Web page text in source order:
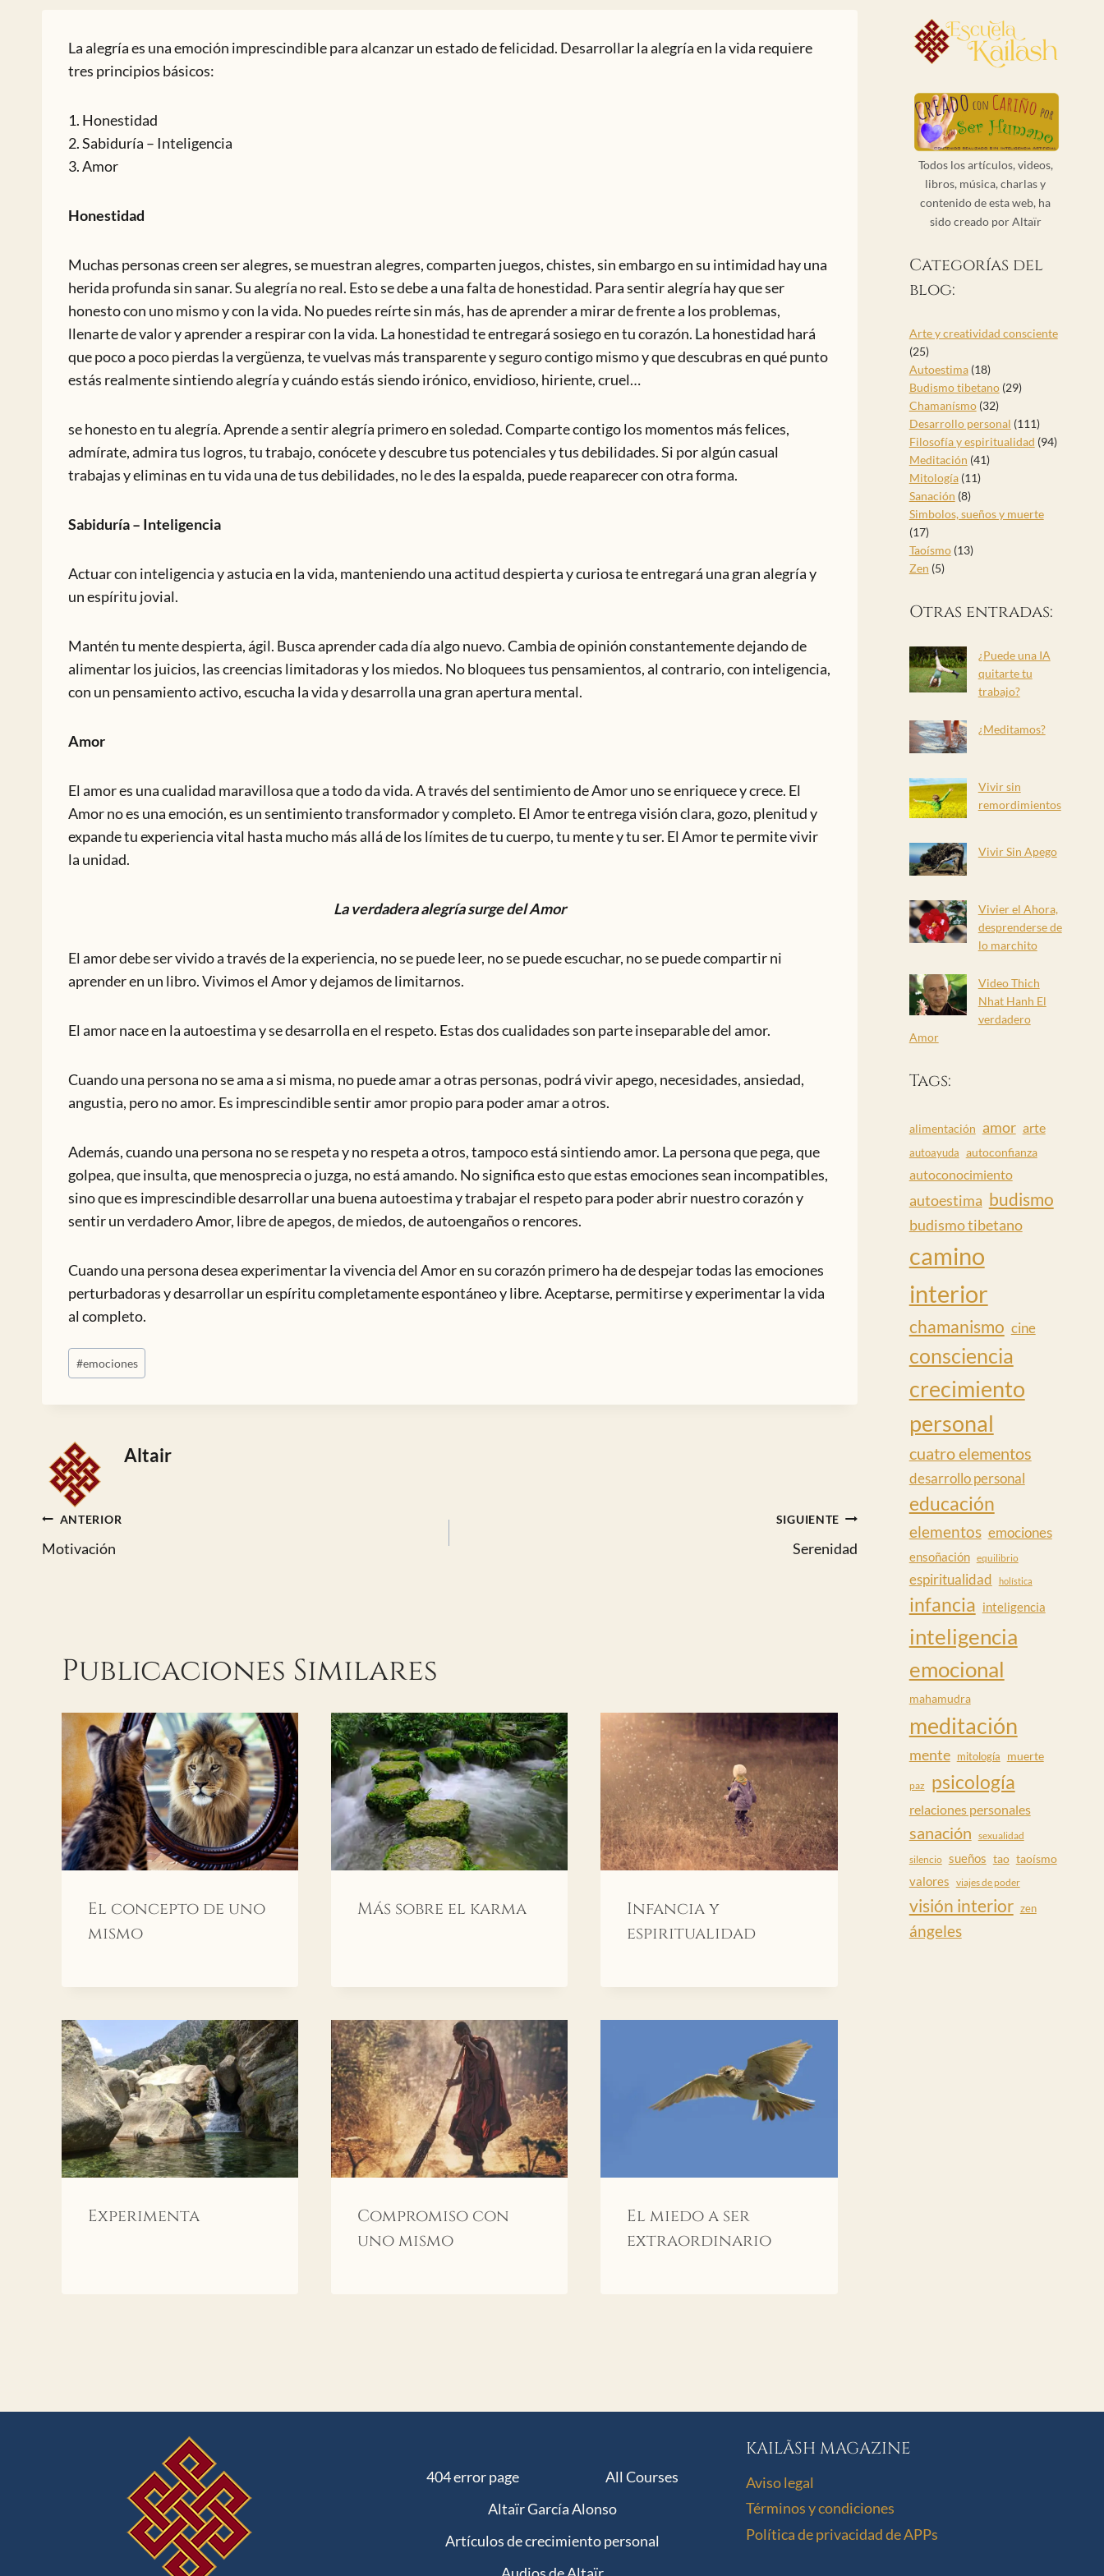
La alegría es una emoción imprescindible para alcanzar un estado de felicidad. Desarrollar la alegría en la vida requiere
tres principios básicos:
1. Honestidad
2. Sabiduría – Inteligencia
3. Amor
Honestidad
Muchas personas creen ser alegres, se muestran alegres, comparten juegos, chistes, sin embargo en su intimidad hay una
herida profunda sin sanar. Su alegría no real. Esto se debe a una falta de honestidad. Para sentir alegría hay que ser
honesto con uno mismo y con la vida. No puedes reírte sin más, has de aprender a mirar de frente a los problemas,
llenarte de valor y aprender a respirar con la vida. La honestidad te entregará sosiego en tu corazón. La honestidad hará
que poco a poco pierdas la vergüenza, te vuelvas más transparente y seguro contigo mismo y que descubras en qué punto
estás realmente sintiendo alegría y cuándo estás siendo irónico, envidioso, hiriente, cruel…
se honesto en tu alegría. Aprende a sentir alegría primero en soledad. Comparte contigo los momentos más felices,
admírate, admira tus logros, tu trabajo, conócete y descubre tus potenciales y tus debilidades. Si por algún casual
trabajas y eliminas en tu vida una de tus debilidades, no le des la espalda, puede reaparecer con otra forma.
Sabiduría – Inteligencia
Actuar con inteligencia y astucia en la vida, manteniendo una actitud despierta y curiosa te entregará una gran alegría y
un espíritu jovial.
Mantén tu mente despierta, ágil. Busca aprender cada día algo nuevo. Cambia de opinión constantemente dejando de
alimentar los juicios, las creencias limitadoras y los miedos. No bloquees tus pensamientos, al contrario, con inteligencia,
con un pensamiento activo, escucha la vida y desarrolla una gran apertura mental.
Amor
El amor es una cualidad maravillosa que a todo da vida. A través del sentimiento de Amor uno se enriquece y crece. El
Amor no es una emoción, es un sentimiento transformador y completo. El Amor te entrega visión clara, gozo, plenitud y
expande tu experiencia vital hasta mucho más allá de los límites de tu cuerpo, tu mente y tu ser. El Amor te permite vivir
la unidad.
La verdadera alegría surge del Amor
El amor debe ser vivido a través de la experiencia, no se puede leer, no se puede escuchar, no se puede compartir ni
aprender en un libro. Vivimos el Amor y dejamos de limitarnos.
El amor nace en la autoestima y se desarrolla en el respeto. Estas dos cualidades son parte inseparable del amor.
Cuando una persona no se ama a si misma, no puede amar a otras personas, podrá vivir apego, necesidades, ansiedad,
angustia, pero no amor. Es imprescindible sentir amor propio para poder amar a otros.
Además, cuando una persona no se respeta y no respeta a otros, tampoco está sintiendo amor. La persona que pega, que
golpea, que insulta, que menosprecia o juzga, no está amando. No significa esto que estas emociones sean incompatibles,
sino que es imprescindible desarrollar una buena autoestima y trabajar el respeto para poder abrir nuestro corazón y
sentir un verdadero Amor, libre de apegos, de miedos, de autoengaños o rencores.
Cuando una persona desea experimentar la vivencia del Amor en su corazón primero ha de despejar todas las emociones
perturbadoras y desarrollar un espíritu completamente espontáneo y libre. Aceptarse, permitirse y experimentar la vida
al completo.
Etiquetas
de
#emociones
Altair
Navegación
ANTERIOR
Motivación
SIGUIENTE
Serenidad
Publicaciones Similares
El concepto de uno
mismo
Más sobre el karma
Infancia y
espiritualidad
Experimenta
Compromiso con
uno mismo
El miedo a ser
extraordinario
Todos los artículos, videos,
libros, música, charlas y
contenido de esta web, ha
sido creado por Altaïr
Categorías del
blog:
Arte y creatividad consciente
(25)
Autoestima(18)
Budismo tibetano(29)
Chamanísmo(32)
Desarrollo personal (111)
Filosofía y espiritualidad (94)
Meditación (41)
Mitología(11)
Sanación (8)
Simbolos, sueños y muerte
(17)
Taoísmo(13)
Zen (5)
Otras entradas:
¿Puede una IA
quitarte tu
trabajo?
¿Meditamos?
Vivir sin
remordimientos
Vivir Sin Apego
Vivier el Ahora,
desprenderse de
lo marchito
Video Thich
Nhat Hanh El
verdadero
Amor
Tags:
alimentación amor arte
autoayuda autoconfianza
autoconocimiento
autoestima budismo
budismo tibetano
camino
interior
chamanismo cine
consciencia
crecimiento
personal
cuatro elementos
desarrollo personal
educación
elementos emociones
ensoñación equilibrio
espiritualidad holística
infancia inteligencia
inteligencia
emocional
mahamudra
meditación
mente mitología muerte
paz psicología
relaciones personales
sanación sexualidad
silencio sueños tao taoísmo
valores viajes de poder
visión interior zen
ángeles
404 error page
All Courses
Altaïr García Alonso
Artículos de crecimiento personal
KAILÃSH MAGAZINE
Aviso legal
Términos y condiciones
Política de privacidad de APPs